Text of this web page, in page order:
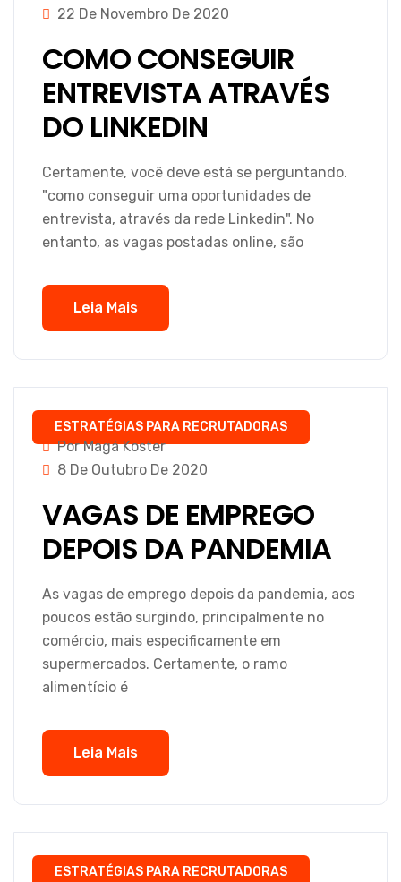
22 De Novembro De 2020
COMO CONSEGUIR
ENTREVISTA ATRAVÉS
DO LINKEDIN
Certamente, você deve está se perguntando.
"como conseguir uma oportunidades de
entrevista, através da rede Linkedin". No
entanto, as vagas postadas online, são
Leia Mais
ESTRATÉGIAS PARA RECRUTADORAS
Por Magá Koster
8 De Outubro De 2020
VAGAS DE EMPREGO
DEPOIS DA PANDEMIA
As vagas de emprego depois da pandemia, aos
poucos estão surgindo, principalmente no
comércio, mais especificamente em
supermercados. Certamente, o ramo
alimentício é
Leia Mais
ESTRATÉGIAS PARA RECRUTADORAS